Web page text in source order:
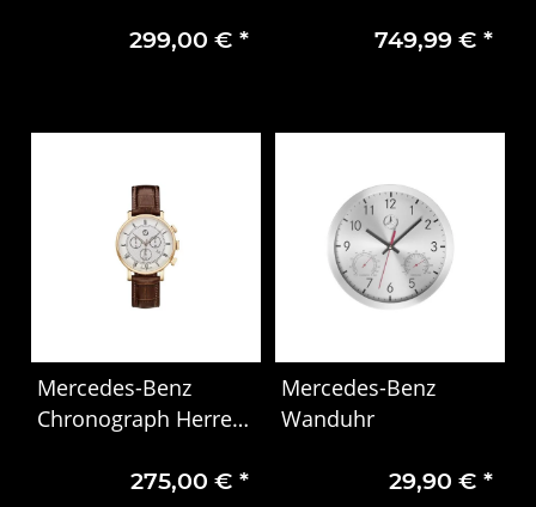
299,00 € *
749,99 €*
Mercedes-Benz
Chronograph Herren
275,00 € *
Mercedes-Benz
Wanduhr
29,90 €*